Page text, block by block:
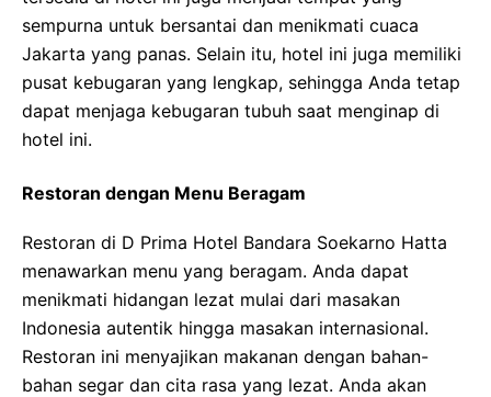
sempurna untuk bersantai dan menikmati cuaca
Jakarta yang panas. Selain itu, hotel ini juga memiliki
pusat kebugaran yang lengkap, sehingga Anda tetap
dapat menjaga kebugaran tubuh saat menginap di
hotel ini.
Restoran dengan Menu Beragam
Restoran di D Prima Hotel Bandara Soekarno Hatta
menawarkan menu yang beragam. Anda dapat
menikmati hidangan lezat mulai dari masakan
Indonesia autentik hingga masakan internasional.
Restoran ini menyajikan makanan dengan bahan-
bahan segar dan cita rasa yang lezat. Anda akan